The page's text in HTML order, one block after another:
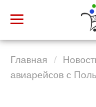
Главная
авиарейсов с